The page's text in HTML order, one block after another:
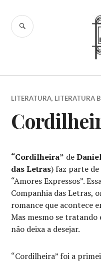
content
SEARCH
LITERATURA, LITERATURA
“Cordilheira” de
das Letras) faz parte de
“Amores Expressos”.
Companhia das Letras,
romance que acontece
Mas mesmo se tratando
não deixa a desejar.
“Cordilheira” foi a